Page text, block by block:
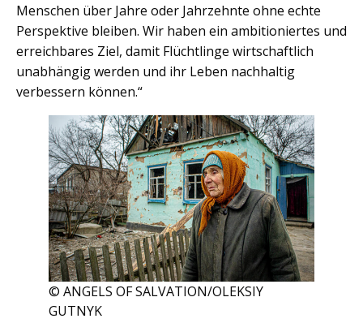
Menschen über Jahre oder Jahrzehnte ohne echte
Perspektive bleiben. Wir haben ein ambitioniertes und
erreichbares Ziel, damit Flüchtlinge wirtschaftlich
unabhängig werden und ihr Leben nachhaltig
verbessern können.“
© ANGELS OF SALVATION/OLEKSIY
GUTNYK